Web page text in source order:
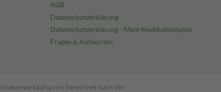
AGB
Datenschutzerklärung
Datenschutzerklärung - Mein Medikationsplan
Fragen & Antworten
berechnet nach der